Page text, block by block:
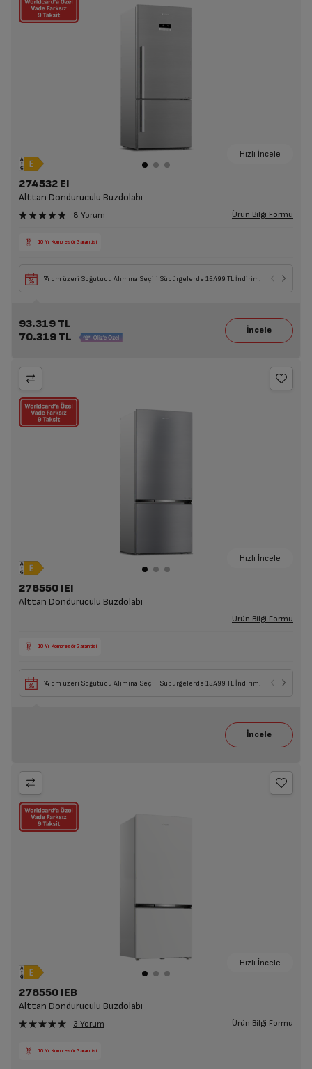
Hızlı İncele
274532 EI
Alttan Donduruculu Buzdolabı
8 Yorum Ürün Bilgi Formu
10 Yıl Kompresör Garantisi
74 cm üzeri Soğutucu Alımına Seçili Süpürgelerde 15.499 TL İndirim!
93.319 TL
70.319 TL
Hızlı İncele
278550 IEI
Alttan Donduruculu Buzdolabı
Ürün Bilgi Formu
10 Yıl Kompresör Garantisi
74 cm üzeri Soğutucu Alımına Seçili Süpürgelerde 15.499 TL İndirim!
Hızlı İncele
278550 IEB
Alttan Donduruculu Buzdolabı
3 Yorum Ürün Bilgi Formu
10 Yıl Kompresör Garantisi